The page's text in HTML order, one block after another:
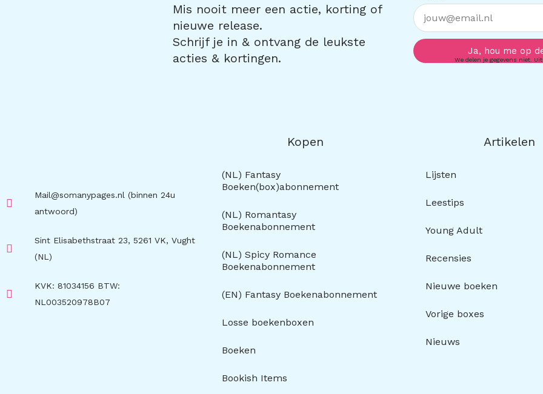
Mis nooit meer een actie, korting of
nieuwe release.
Schrijf je in & ontvang de leukste
acties & kortingen.
Ja, hou me op
We delen je gegevens niet.
Mail@somanypages.nl (binnen 24u
antwoord)
Sint Elisabethstraat 23, 5261 VK, Vught
(NL)
KVK: 81034156 BTW:
NL003520978B07
Kopen
(NL) Fantasy
Boeken(box)abonnement
(NL) Romantasy
Boekenabonnement
(NL) Spicy Romance
Boekenabonnement
(EN) Fantasy Boekenabonnement
Losse boekenboxen
Boeken
Bookish Items
Artikelen
Lijsten
Leestips
Young Adult
Recensies
Nieuwe boeken
Vorige boxes
Nieuws